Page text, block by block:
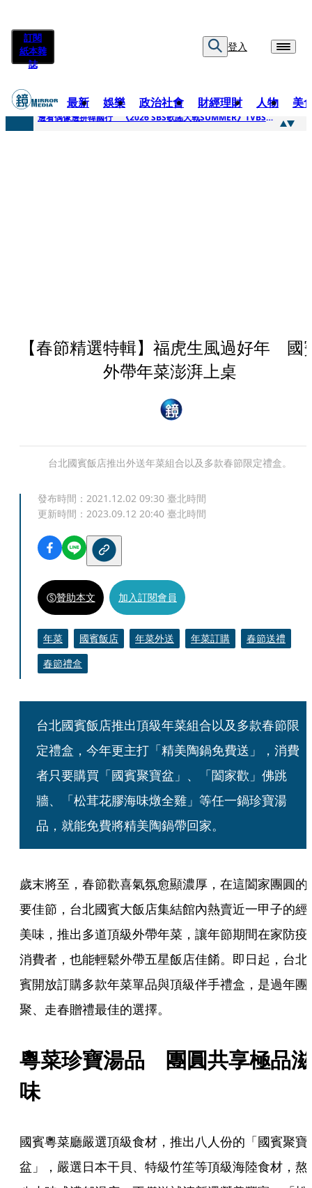
訂閱
紙本雜
誌
登入
最新 娛樂 政治社會 財經理財 人物 美
快訊
邊看偶像邊拚韓國行 《2026 SBS歌謠大戰SUMMER》TVBS直播祭追星福利
【春節精選特輯】福虎生風過好年 國
外帶年菜澎湃上桌
台北國賓飯店推出外送年菜組合以及多款春節限定禮盒。
發布時間： 2021.12.02 09:30 臺北時間
更新時間： 2023.09.12 20:40 臺北時間
贊助本文 加入訂閱會員
年菜 國賓飯店 年菜外送 年菜訂購
春節送禮
春節禮盒
台北國賓飯店推出頂級年菜組合以及多款春節限
定禮盒，今年更主打「精美陶鍋免費送」，消費
者只要購買「國賓聚寶盆」、「闔家歡」佛跳
牆、「松茸花膠海味燉全雞」等任一鍋珍寶湯
品，就能免費將精美陶鍋帶回家。
歲末將至，春節歡喜氣氛愈顯濃厚，在這闔家團圓的
要佳節，台北國賓大飯店集結館內熱賣近一甲子的經
美味，推出多道頂級外帶年菜，讓年節期間在家防疫
消費者，也能輕鬆外帶五星飯店佳餚。即日起，台北
賓開放訂購多款年菜單品與頂級伴手禮盒，是過年團
聚、走春贈禮最佳的選擇。
粵菜珍寶湯品　團圓共享極品滋
味
國賓粵菜廳嚴選頂級食材，推出八人份的「國賓聚寶
盆」，嚴選日本干貝、特級竹笙等頂級海陸食材，熬